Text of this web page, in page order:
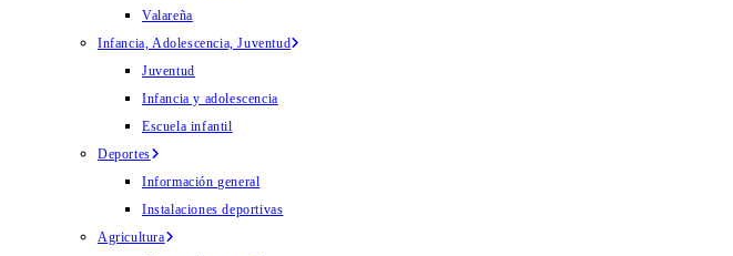
Valareña
Infancia, Adolescencia, Juventud
Juventud
Infancia y adolescencia
Escuela infantil
Deportes
Información general
Instalaciones deportivas
Agricultura